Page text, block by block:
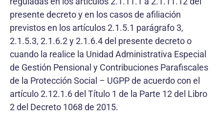
presente decreto y en los casos de afiliación
previstos en los artículos 2.1.5.1 parágrafo 3,
2.1.5.3, 2.1.6.2 y 2.1.6.4 del presente decreto o
cuando la realice la Unidad Administrativa Especial
de Gestión Pensional y Contribuciones Parafiscales
de la Protección Social – UGPP de acuerdo con el
artículo 2.12.1.6 del Título 1 de la Parte 12 del Libro
2 del Decreto 1068 de 2015.